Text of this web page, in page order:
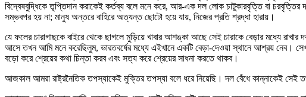
বিদ্বেষবুদ্ধিকে তৃপ্তিদান করাকেই কর্তব্য বলে মনে করে, আর-এক দল লোক চাটুকারবৃত্তি বা চরবৃত্তির
সম্ভবপর হয় না; মানুষ অন্তরে বাহিরে অত্যন্ত ছোটো হয়ে যায়, নিজের প্রতি শ্রদ্ধা হারায়।
যে ফলের চারাগাছকে বাইরে থেকে ছাগলে মুড়িয়ে খাবার আশঙ্কা আছে সেই চারাকে বেড়ার মধ্যে
আসে তখন আমি মনে করেছিলুম, ভারতবর্ষের মধ্যে এইখানে একটি বেড়া-দেওয়া স্থানে আশ্রয় নেব।
বড়ো করে শ্রেয়ের কথা চিন্তা করব এবং সত্য করে শ্রেয়ের সাধনা করতে থাকব।
আজকাল আমরা রাষ্ট্রনৈতিক তপস্যাকেই মুক্তির তপস্যা বলে ধরে নিয়েছি। দল বেঁধে কান্নাকেই